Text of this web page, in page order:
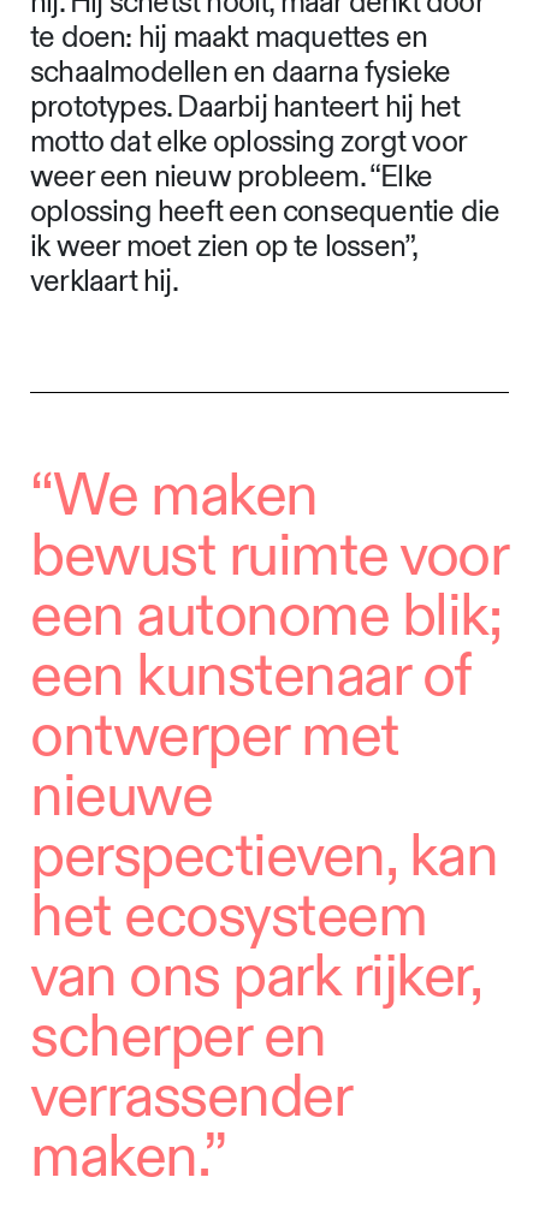
te doen: hij maakt maquettes en
schaalmodellen en daarna fysieke
prototypes. Daarbij hanteert hij het
motto dat elke oplossing zorgt voor
weer een nieuw probleem. “Elke
oplossing heeft een consequentie die
ik weer moet zien op te lossen”,
verklaart hij.
“We maken
bewust ruimte voor
een autonome blik;
een kunstenaar of
ontwerper met
nieuwe
perspectieven, kan
het ecosysteem
van ons park rijker,
scherper en
verrassender
maken.”